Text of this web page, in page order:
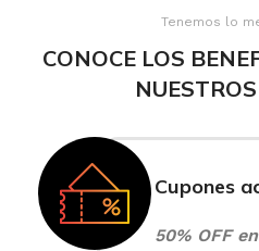
Tenemos lo
CONOCE LOS
Cupones
50% OFF